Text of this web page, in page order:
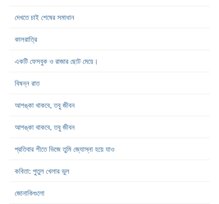
দেখতে চাই শেষের সমাধান
কালরাত্রি
একটি ফেসবুক ও রাজার ছোট মেয়ে।
বিষন্ন রাত
আশঙ্কা থাকবে, তবু জীবন
আশঙ্কা থাকবে, তবু জীবন
প্রতিবার শীতে ভিজে তুমি জ্যোস্না হয়ে যাও
কবিতা: পুতুল খেলার ভুল
জোনাকিগুলো